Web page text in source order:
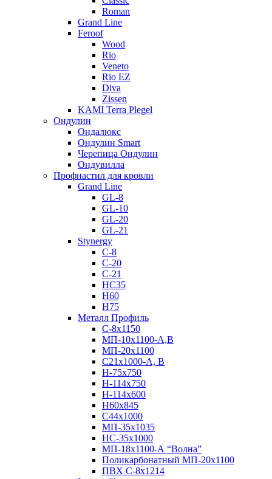
Roman
Grand Line
Feroof
Wood
Rio
Veneto
Rio EZ
Diva
Zissen
KAMI Terra Plegel
Ондулин
Ондалюкс
Ондулин Smart
Черепица Ондулин
Ондувилла
Профнастил для кровли
Grand Line
GL-8
GL-10
GL-20
GL-21
Stynergy
C-8
C-20
C-21
НС35
Н60
H75
Металл Профиль
С-8х1150
МП-10x1100-А,В
МП-20х1100
С21х1000-А, В
H-75х750
Н-114х750
Н-114х600
Н60х845
С44х1000
МП-35х1035
НС-35х1000
МП-18х1100-А “Волна”
Поликарбонатный МП-20х1100
ПВХ С-8х1214